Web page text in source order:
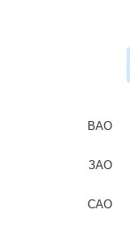
ВАО
ЗАО
САО